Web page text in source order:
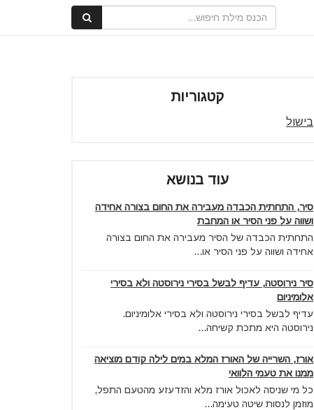
קטגוריות
בישול
עוד בנושא
סיר, התחתית הכבדה מעבירה את החום בצורה אחידה
ושווה על פני הסיר או המחבת
התחתית הכבדה של הסיר מעבירה את החום בצורה
אחידה ושווה על פני הסיר או...
סיר נירוסטה, עדיף לבשל בסירי נירוסטה ולא בסירי
אלומיניום
עדיף לבשל בסירי נירוסטה ולא בסירי אלומיניום.
נירוסטה היא מתכת קשיחה...
אורז, השרייה של האורז המלא במים לילה קודם מוציאה
ממנו את טעמי הלוואי
כל מי שניסה לאכול אורז מלא והזדעזע מהטעם התפל,
מוזמן לנסות שיטה טעימה...